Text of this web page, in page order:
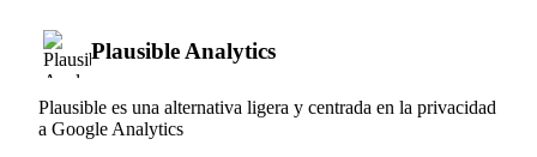
Plausible Analytics
Plausible es una alternativa ligera y centrada en la privacidad
a Google Analytics